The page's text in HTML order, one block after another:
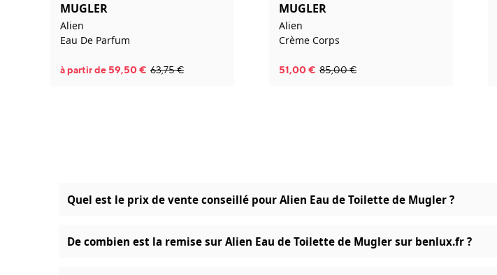
MUGLER
Alien
Eau De Parfum
à partir de 59,50€ 63,75€
MUGLER
Alien
Crème Corps
51,00€ 85,00€
Quel est le prix de vente conseillé pour Alien Eau de Toilette de Mugler ?
De combien est la remise sur Alien Eau de Toilette de Mugler sur benlux.fr ?